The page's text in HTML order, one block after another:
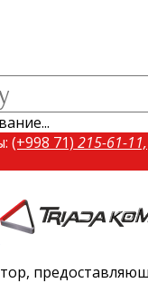
(+998 71) 215-61-11,